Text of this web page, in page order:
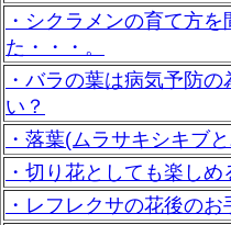
・シクラメンの育て方
た・・・。
・バラの葉は病気予防
い？
・落葉(ムラサキシキブ
・切り花としても楽しめ
・レフレクサの花後の